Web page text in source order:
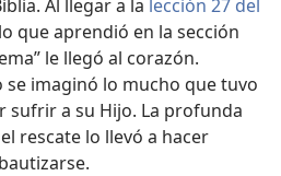
Al llegar a la lección 27 del
lo que aprendió en la sección
le llegó al corazón.
imaginó lo mucho que tuvo
sufrir a su Hijo. La profunda
rescate lo llevó a hacer